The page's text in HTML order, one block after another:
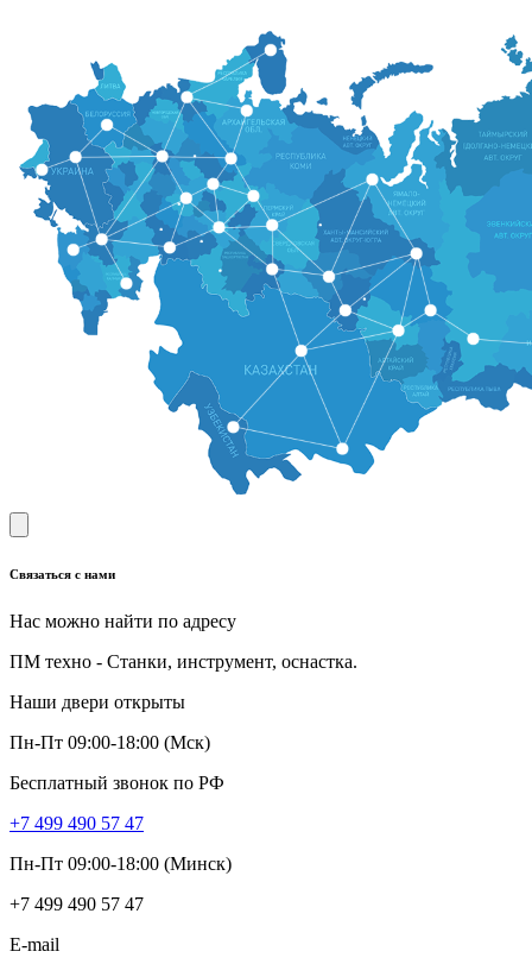
Связаться с нами
Нас можно найти по адресу
ПМ техно - Станки, инструмент, оснастка.
Наши двери открыты
Пн-Пт 09:00-18:00 (Мск)
Бесплатный звонок по РФ
+7 499 490 57 47
Пн-Пт 09:00-18:00 (Минск)
+7 499 490 57 47
E-mail